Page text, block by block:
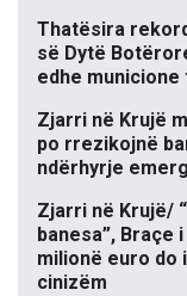
Thatësira
së Dytë
edhe
Zjarri në Krujë
po rrezikojnë
ndërhyrje
Zjarri në Krujë/
banesa”, Braçe
milionë euro do
cinizëm